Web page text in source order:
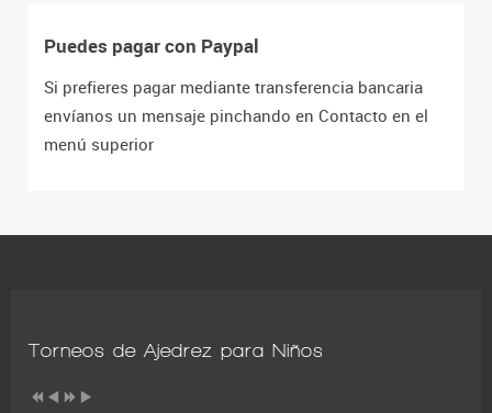
Puedes pagar con Paypal
Si prefieres pagar mediante transferencia bancaria
envíanos un mensaje pinchando en Contacto en el
menú superior
Torneos de Ajedrez para Niños